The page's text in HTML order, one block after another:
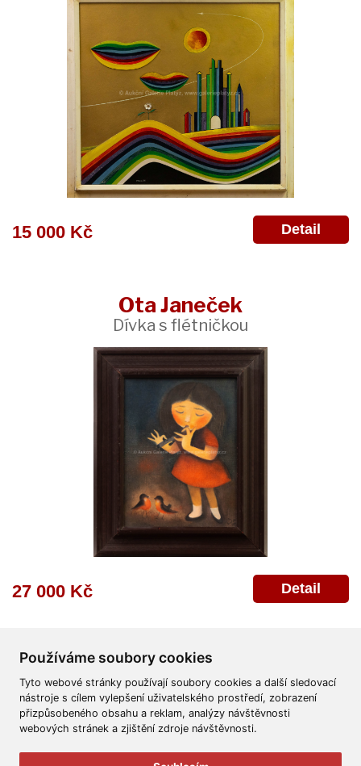
Používáme soubory cookies
Tyto webové stránky používají soubory cookies a další sledovací
nástroje s cílem vylepšení uživatelského prostředí, zobrazení
přizpůsobeného obsahu a reklam, analýzy návštěvnosti
webových stránek a zjištění zdroje návštěvnosti.
15 000 Kč Detail
Ota Janeček
Dívka s flétničkou
27 000 Kč Detail
Všeobecné obchodní podmínky Reklamační řád
Ochrana osobních údajů